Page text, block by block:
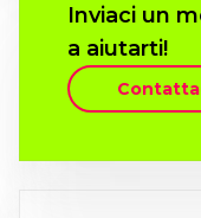
Inviaci un
a aiutarti!